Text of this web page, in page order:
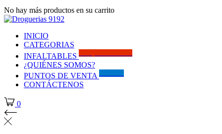
No hay más productos en su carrito
INICIO
CATEGORIAS
INFALTABLES
¿QUIÉNES SOMOS?
PUNTOS DE VENTA
CONTÁCTENOS
0